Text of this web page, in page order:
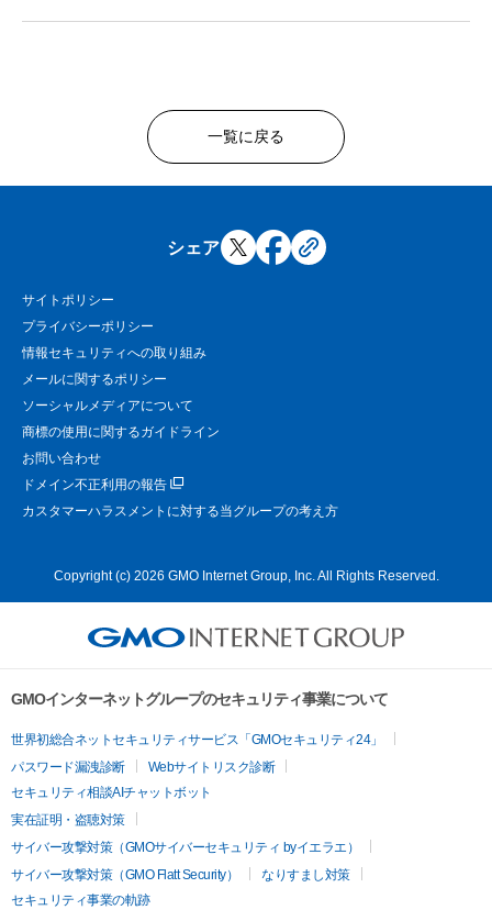
一覧に戻る
シェア
サイトポリシー
プライバシーポリシー
情報セキュリティへの取り組み
メールに関するポリシー
ソーシャルメディアについて
商標の使用に関するガイドライン
お問い合わせ
ドメイン不正利用の報告
カスタマーハラスメントに対する当グループの考え方
Copyright (c) 2026 GMO Internet Group, Inc. All Rights Reserved.
GMOインターネットグループのセキュリティ事業について
世界初総合ネットセキュリティサービス「GMOセキュリティ24」
パスワード漏洩診断
Webサイトリスク診断
セキュリティ相談AIチャットボット
実在証明・盗聴対策
サイバー攻撃対策（GMOサイバーセキュリティ byイエラエ）
サイバー攻撃対策（GMO Flatt Security）
なりすまし対策
セキュリティ事業の軌跡